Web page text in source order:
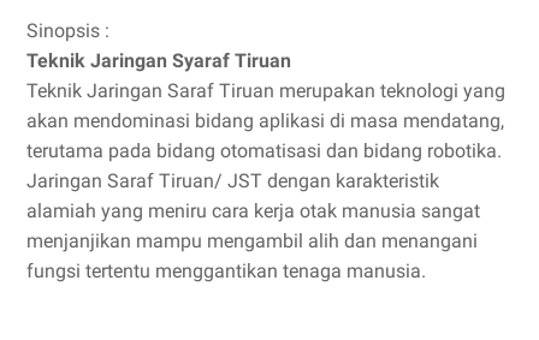
Sinopsis :
Teknik Jaringan Syaraf Tiruan
Teknik Jaringan Saraf Tiruan merupakan teknologi yang
akan mendominasi bidang aplikasi di masa mendatang,
terutama pada bidang otomatisasi dan bidang robotika.
Jaringan Saraf Tiruan/ JST dengan karakteristik
alamiah yang meniru cara kerja otak manusia sangat
menjanjikan mampu mengambil alih dan menangani
fungsi tertentu menggantikan tenaga manusia.